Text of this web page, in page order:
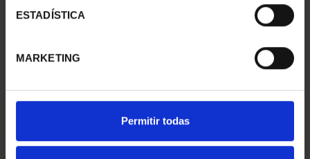
ESTADÍSTICA
MARKETING
Permitir todas
CITIES - BAEZA
WORLD HERITAGE
CITIES - AVILA